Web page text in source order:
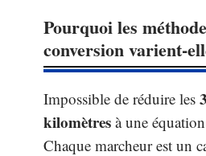
Pourquoi les
conversion varient-
Impossible de réduire les
kilomètres à une
Chaque marcheur est un